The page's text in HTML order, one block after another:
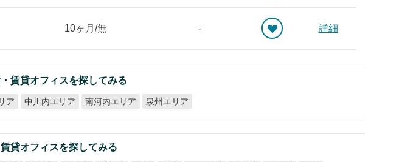
10ヶ月/無 - 詳細
賃貸オフィスを探してみる
ア 中川内エリア 南河内エリア 泉州エリア
貸オフィスを探してみる